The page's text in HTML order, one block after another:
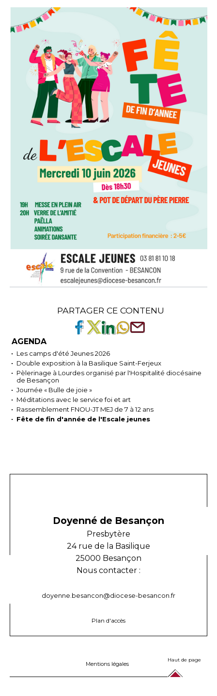
PARTAGER CE CONTENU
AGENDA
Les camps d'été Jeunes 2026
Double exposition à la Basilique Saint-Ferjeux
Pèlerinage à Lourdes organisé par l'Hospitalité diocésaine
de Besançon
Journée « Bulle de joie »
Méditations avec le service foi et art
Rassemblement FNOU-JT MEJ de 7 à 12 ans
Fête de fin d'année de l'Escale jeunes
Doyenné de Besançon
Presbytère
24 rue de la Basilique
25000 Besançon
Nous contacter :
doyenne.besancon@diocese-besancon.fr
Plan d'accès
Mentions légales
Haut de page